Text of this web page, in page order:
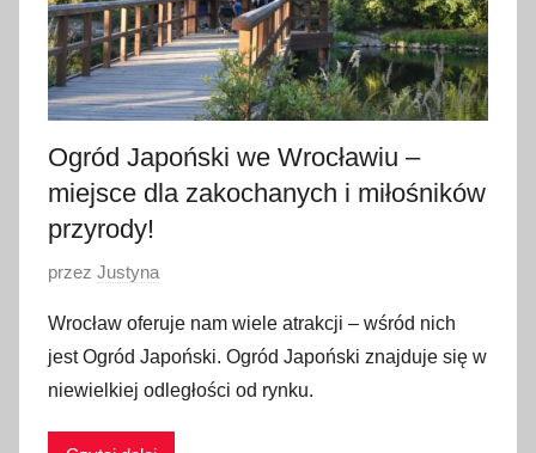
Ogród Japoński we Wrocławiu –
miejsce dla zakochanych i miłośników
przyrody!
O
u
b
l
i
przez Justyna
Wrocław oferuje nam wiele atrakcji – wśród nich
jest Ogród Japoński. Ogród Japoński znajduje się w
niewielkiej odległości od rynku.